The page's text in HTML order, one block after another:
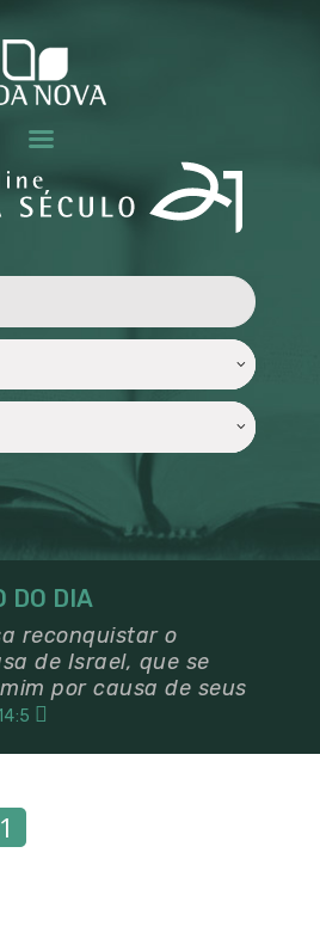
DO DIA
reconquistar o
de Israel, que se
por causa de seus
SÉCULO 21
Acordo Ortográfico da Língua Portuguesa.
E
1